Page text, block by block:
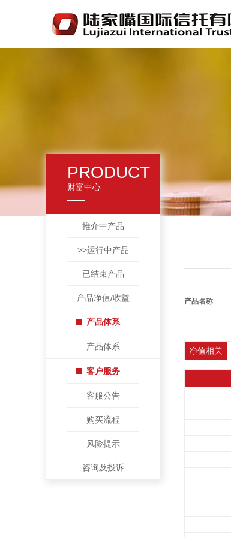
PRODUCT
财富中心
推介中产品
>>运行中产品
已结束产品
产品净值/收益
产品体系
产品体系
客户服务
客服公告
购买流程
风险提示
咨询及投诉
产品名称
净值相关